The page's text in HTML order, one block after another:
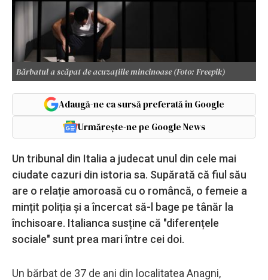
Bărbatul a scăpat de acuzațiile mincinoase (Foto: Freepik)
Adaugă-ne ca sursă preferată în Google
Urmărește-ne pe Google News
Un tribunal din Italia a judecat unul din cele mai
ciudate cazuri din istoria sa. Supărată că fiul său
are o relație amoroasă cu o româncă, o femeie a
mințit poliția și a încercat să-l bage pe tânăr la
închisoare. Italianca susține că "diferențele
sociale" sunt prea mari între cei doi.
Un bărbat de 37 de ani din localitatea Anagni,